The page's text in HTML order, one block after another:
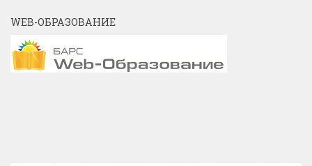
WEB-ОБРАЗОВАНИЕ